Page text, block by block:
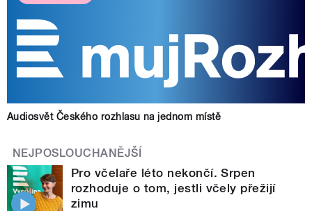
Audiosvět Českého rozhlasu na jednom místě
NEJPOSLOUCHANĚJŠÍ
Pro včelaře léto nekončí. Srpen
rozhoduje o tom, jestli včely přežijí
zimu